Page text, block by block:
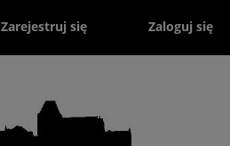
Zarejestruj się Zaloguj się